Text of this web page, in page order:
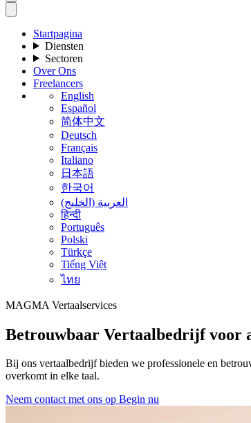
Startpagina
Diensten
Sectoren
Over Ons
Freelancers
English
Español
简体中文
Deutsch
Français
Italiano
日本語
한국어
العربية (الخليج)
हिन्दी
Português
Polski
Türkçe
Tiếng Việt
ไทย
MAGMA Vertaalservices
Betrouwbaar Vertaalbedrijf voor
Bij ons vertaalbedrijf bieden we professionele en
overkomt in elke taal.
Neem contact met ons op Begin nu